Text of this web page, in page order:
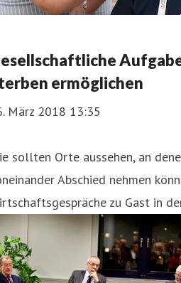
ermöglichen
März 2018 13:35
sollten Orte aussehen, an
Abschied nehmen
zu Gast in